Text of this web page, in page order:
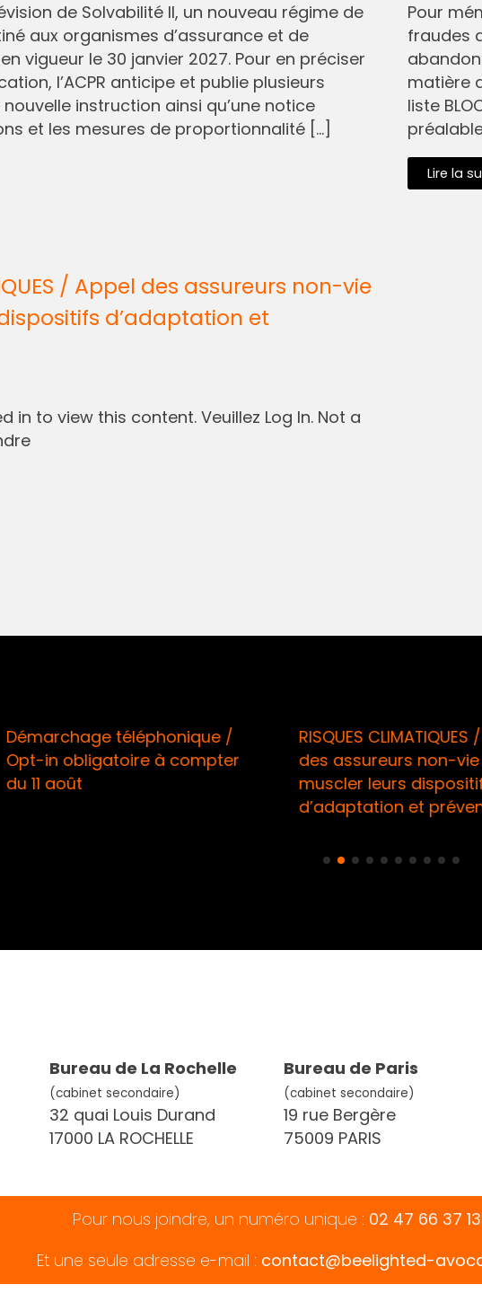
de Solvabilité II, un nouveau régime de
aux organismes d’assurance et de
vigueur le 30 janvier 2027. Pour en préciser
l’ACPR anticipe et publie plusieurs
instruction ainsi qu’une notice
et les mesures de proportionnalité […]
Pour
fraudes
matière
liste
Lire la
/ Appel des assureurs non-vie
d’adaptation et
in to view this content. Veuillez Log In. Not a
/
RISQUES CLIMATIQUES / Appel
des assureurs non-vie à
muscler leurs dispositifs
d’adaptation et prévention
de
Bureau de La Rochelle
(cabinet secondaire)
32 quai Louis Durand
17000 LA ROCHELLE
Bureau de Paris
(cabinet secondaire)
19 rue Bergère
75009 PARIS
Pour nous joindre, un numéro unique : 02 47 66 37 13
Et une seule adresse e-mail : contact@beelighted-